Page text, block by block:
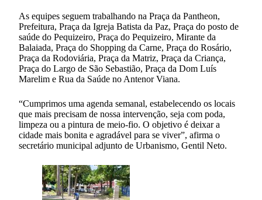
As equipes seguem trabalhando na Praça da Pantheon,
Prefeitura, Praça da Igreja Batista da Paz, Praça do posto de
saúde do Pequizeiro, Praça do Pequizeiro, Mirante da
Balaiada, Praça do Shopping da Carne, Praça do Rosário,
Praça da Rodoviária, Praça da Matriz, Praça da Criança,
Praça do Largo de São Sebastião, Praça da Dom Luís
Marelim e Rua da Saúde no Antenor Viana.
“Cumprimos uma agenda semanal, estabelecendo os locais
que mais precisam de nossa intervenção, seja com poda,
limpeza ou a pintura de meio-fio. O objetivo é deixar a
cidade mais bonita e agradável para se viver”, afirma o
secretário municipal adjunto de Urbanismo, Gentil Neto.